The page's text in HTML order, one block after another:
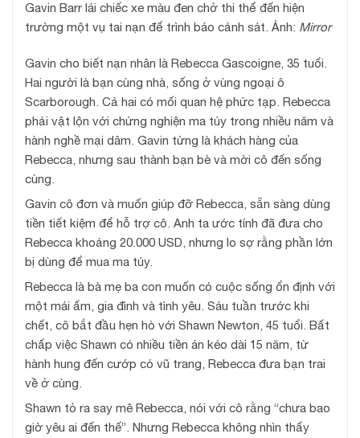
Gavin Barr lái chiếc xe màu đen chở thi thể đến hiện
trường một vụ tai nạn để trình báo cảnh sát. Ảnh: Mirror
Gavin cho biết nạn nhân là Rebecca Gascoigne, 35 tuổi.
Hai người là bạn cùng nhà, sống ở vùng ngoại ô
Scarborough. Cả hai có mối quan hệ phức tạp. Rebecca
phải vật lộn với chứng nghiện ma túy trong nhiều năm và
hành nghề mại dâm. Gavin từng là khách hàng của
Rebecca, nhưng sau thành bạn bè và mời cô đến sống
cùng.
Gavin cô đơn và muốn giúp đỡ Rebecca, sẵn sàng dùng
tiền tiết kiệm để hỗ trợ cô. Anh ta ước tính đã đưa cho
Rebecca khoảng 20.000 USD, nhưng lo sợ rằng phần lớn
bị dùng để mua ma túy.
Rebecca là bà mẹ ba con muốn có cuộc sống ổn định với
một mái ấm, gia đình và tình yêu. Sáu tuần trước khi
chết, cô bắt đầu hẹn hò với Shawn Newton, 45 tuổi. Bất
chấp việc Shawn có nhiều tiền án kéo dài 15 năm, từ
hành hung đến cướp có vũ trang, Rebecca đưa bạn trai
về ở cùng.
Shawn tỏ ra say mê Rebecca, nói với cô rằng “chưa bao
giờ yêu ai đến thế”. Nhưng Rebecca không nhìn thấy